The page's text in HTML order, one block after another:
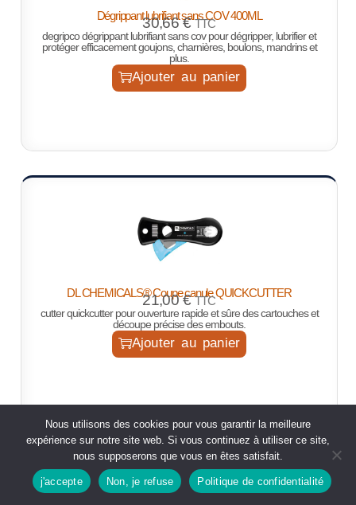
Dégrippant lubrifiant sans COV 400ML
30,66€ TTC
degripco dégrippant lubrifiant sans cov pour dégripper, lubrifier et
protéger efficacement goujons, charnières, boulons, mandrins et
plus.
Ajouter au panier
DL CHEMICALS® Coupe canule QUICKCUTTER
21,00€ TTC
cutter quickcutter pour ouverture rapide et sûre des cartouches et
découpe précise des embouts.
Ajouter au panier
Boutique rechercher
Nous utilisons des cookies pour vous garantir la meilleure
expérience sur notre site web. Si vous continuez à utiliser ce site,
nous supposerons que vous en êtes satisfait.
j'accepte Non, je refuse Politique de confidentialité